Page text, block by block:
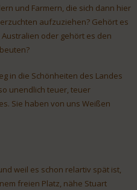
und Farmern, die sich dann hier
aufzuziehen? Gehört es
oder gehört es den
in die Schönheiten des Landes
unendlich teuer, teuer
Sie haben von uns Weißen
weil es schon relartiv spät ist,
freien Platz, nähe Stuart